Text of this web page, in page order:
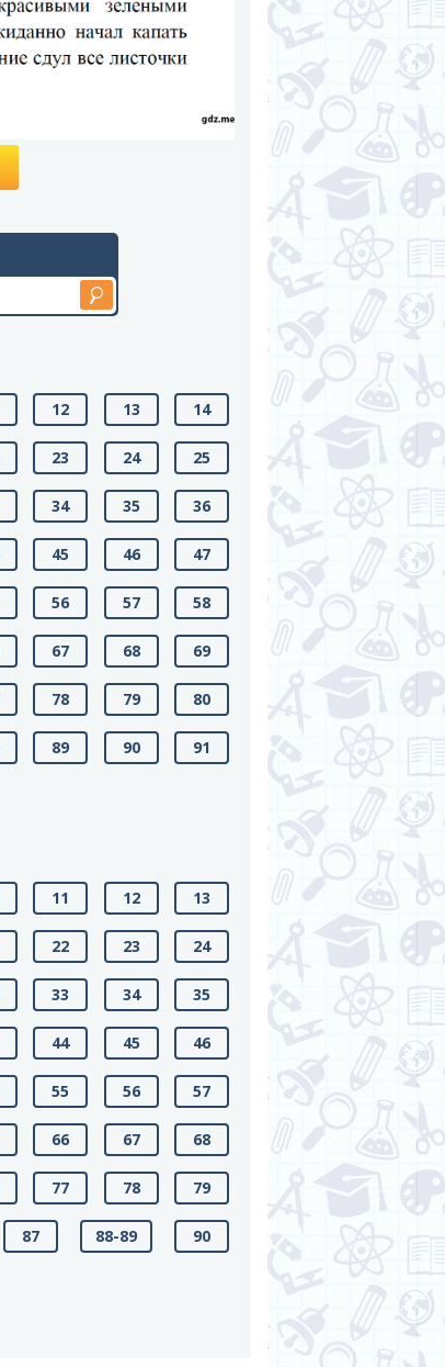
12 13 14
23 24 25
34 35 36
45 46 47
56 57 58
67 68 69
78 79 80
89 90 91
11 12 13
22 23 24
33 34 35
44 45 46
55 56 57
66 67 68
77 78 79
87 88-89 90